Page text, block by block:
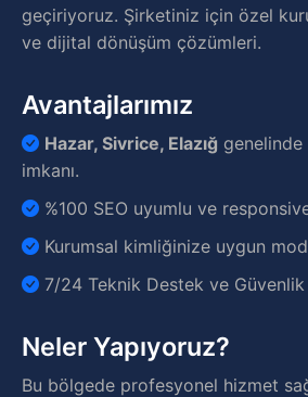
geçiriyoruz. Şirketiniz için özel
ve dijital dönüşüm çözümleri.
Avantajlarımız
Hazar, Sivrice, Elazığ
imkanı.
%100 SEO uyumlu ve
Kurumsal kimliğinize uygun
7/24 Teknik Destek ve
Neler Yapıyoruz?
Bu bölgede profesyonel hizmet